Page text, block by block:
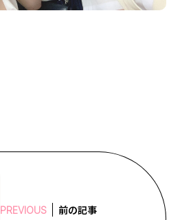
PREVIOUS 前の記事